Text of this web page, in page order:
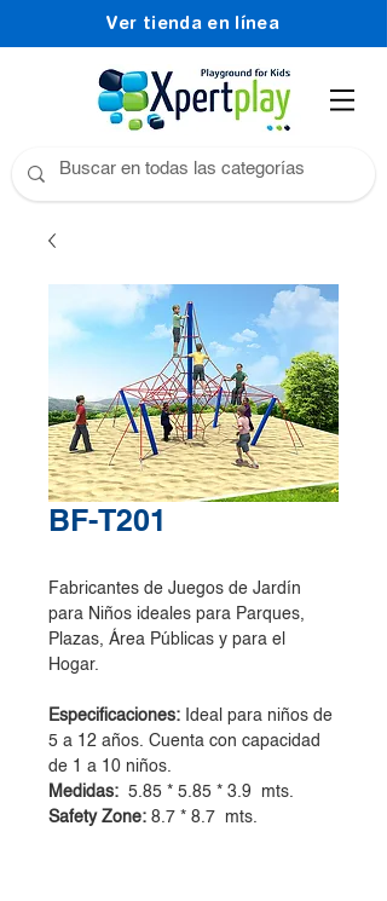
Ver tienda en línea
BF-T201
Fabricantes de Juegos de Jardín
para Niños ideales para Parques,
Plazas, Área Públicas y para el
Hogar.
Especificaciones: Ideal para niños de
5 a 12 años. Cuenta con capacidad
de 1 a 10 niños.
Medidas: 5.85 * 5.85 * 3.9 mts.
Safety Zone: 8.7 * 8.7 mts.